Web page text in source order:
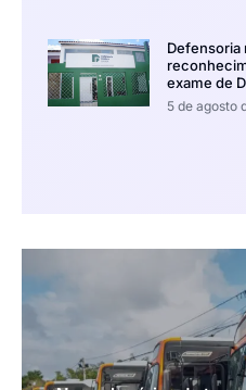
Defensoria
exame de
5 de agosto